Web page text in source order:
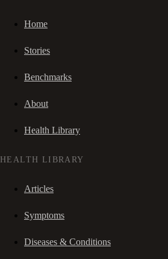
Home
Stories
Benchmarks
About
Health Library
HEALTH LIBRARY
Articles
Symptoms
Diseases & Conditions